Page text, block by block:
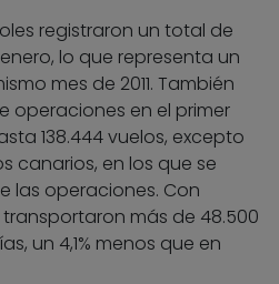
registraron un total de
lo que representa un
mes de 2011. También
operaciones en el primer
138.444 vuelos, excepto
canarios, en los que se
las operaciones. Con
más de 48.500
un 4,1% menos que en